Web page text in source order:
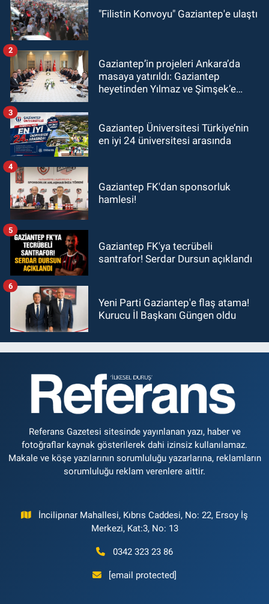
"Filistin Konvoyu" Gaziantep'e ulaştı
Gaziantep’in projeleri Ankara’da
masaya yatırıldı: Gaziantep
heyetinden Yılmaz ve Şimşek’e
2
Gaziantep Üniversitesi Türkiye’nin
en iyi 24 üniversitesi arasında
3
Gaziantep FK'dan sponsorluk
hamlesi!
4
Gaziantep FK'ya tecrübeli
santrafor! Serdar Dursun açıklandı
5
Yeni Parti Gaziantep'e flaş atama!
Kurucu İl Başkanı Güngen oldu
6
Referans Gazetesi sitesinde yayınlanan yazı, haber ve
fotoğraflar kaynak gösterilerek dahi izinsiz kullanılamaz.
Makale ve köşe yazılarının sorumluluğu yazarlarına, reklamların
sorumluluğu reklam verenlere aittir.
İncilipınar Mahallesi, Kıbrıs Caddesi, No: 22, Ersoy İş
Merkezi, Kat:3, No: 13
0342 323 23 86
[email protected]